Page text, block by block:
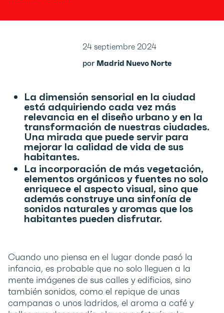
La dimensión sensorial en la ciudad
está adquiriendo cada vez más
relevancia en el diseño urbano y en la
transformación de nuestras ciudades.
Una mirada que puede servir para
mejorar la calidad de vida de sus
habitantes.
La incorporación de más vegetación,
elementos orgánicos y fuentes no solo
enriquece el aspecto visual, sino que
además construye una sinfonía de
sonidos naturales y aromas que los
habitantes pueden disfrutar.
Cuando uno piensa en el lugar donde pasó la
infancia, es probable que no solo lleguen a la
mente imágenes de sus calles y edificios, sino
también sonidos, como el repique de unas
campanas o unos ladridos, el aroma a café y
24 septiembre 2024
por Madrid Nuevo Norte